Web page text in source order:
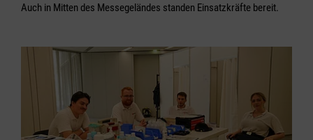
Auch in Mitten des Messegeländes standen Einsatzkräfte bereit.